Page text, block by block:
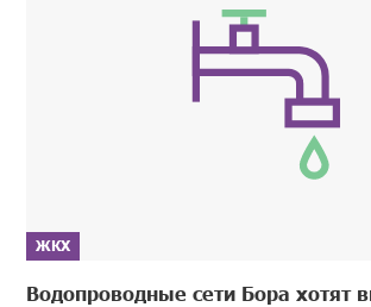
ЖКХ
Водопроводные сети Бора хотят